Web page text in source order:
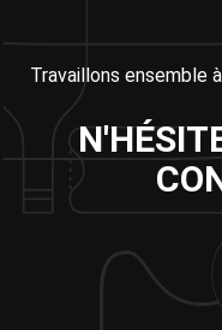
Travaillons ensemble